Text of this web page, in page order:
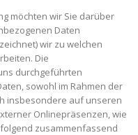
möchten wir Sie darüber
Daten
wir zu welchen
Die
durchgeführten
sowohl im Rahmen der
insbesondere auf unseren
Onlinepräsenzen, wie
zusammenfassend